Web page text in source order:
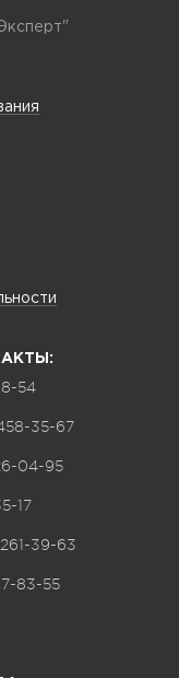
54
35-67
04-95
17
39-63
83-55